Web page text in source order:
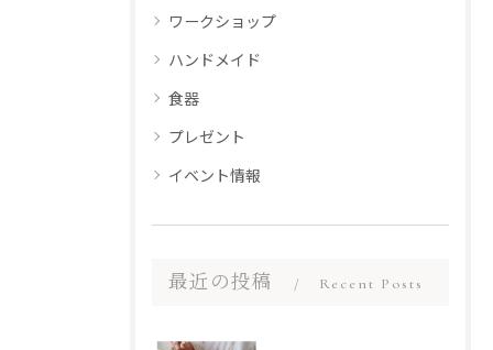
ワークショップ
ハンドメイド
食器
プレゼント
イベント情報
最近の投稿 Recent Posts